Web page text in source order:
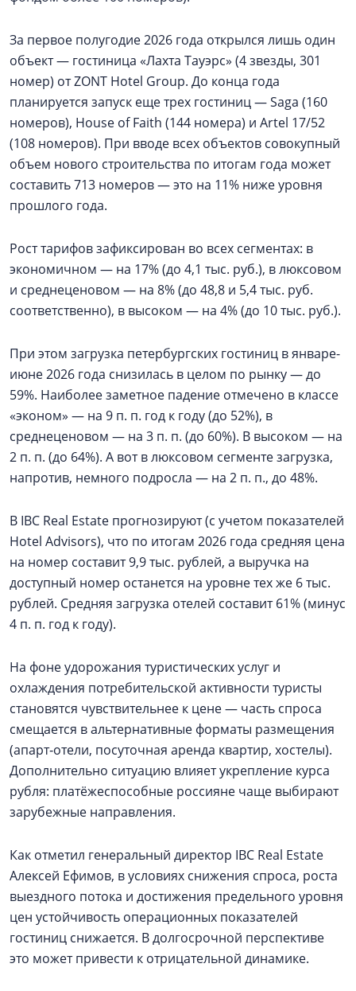
За первое полугодие 2026 года открылся лишь один
объект — гостиница «Лахта Тауэрс» (4 звезды, 301
номер) от ZONT Hotel Group. До конца года
планируется запуск еще трех гостиниц — Saga (160
номеров), House of Faith (144 номера) и Artel 17/52
(108 номеров). При вводе всех объектов совокупный
объем нового строительства по итогам года может
составить 713 номеров — это на 11% ниже уровня
прошлого года.
Рост тарифов зафиксирован во всех сегментах: в
экономичном — на 17% (до 4,1 тыс. руб.), в люксовом
и среднеценовом — на 8% (до 48,8 и 5,4 тыс. руб.
соответственно), в высоком — на 4% (до 10 тыс. руб.).
При этом загрузка петербургских гостиниц в январе-
июне 2026 года снизилась в целом по рынку — до
59%. Наиболее заметное падение отмечено в классе
«эконом» — на 9 п. п. год к году (до 52%), в
среднеценовом — на 3 п. п. (до 60%). В высоком — на
2 п. п. (до 64%). А вот в люксовом сегменте загрузка,
напротив, немного подросла — на 2 п. п., до 48%.
В IBC Real Estate прогнозируют (с учетом показателей
Hotel Advisors), что по итогам 2026 года средняя цена
на номер составит 9,9 тыс. рублей, а выручка на
доступный номер останется на уровне тех же 6 тыс.
рублей. Средняя загрузка отелей составит 61% (минус
4 п. п. год к году).
На фоне удорожания туристических услуг и
охлаждения потребительской активности туристы
становятся чувствительнее к цене — часть спроса
смещается в альтернативные форматы размещения
(апарт‑отели, посуточная аренда квартир, хостелы).
Дополнительно ситуацию влияет укрепление курса
рубля: платёжеспособные россияне чаще выбирают
зарубежные направления.
Как отметил генеральный директор IBC Real Estate
Алексей Ефимов, в условиях снижения спроса, роста
выездного потока и достижения предельного уровня
цен устойчивость операционных показателей
гостиниц снижается. В долгосрочной перспективе
это может привести к отрицательной динамике.